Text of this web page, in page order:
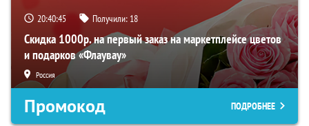
20:40:44 Получили: 18
Скидка 1000р. на первый заказ на маркетплейсе цветов
и подарков «Флаувау»
Россия
Промокод ПОДРОБНЕЕ